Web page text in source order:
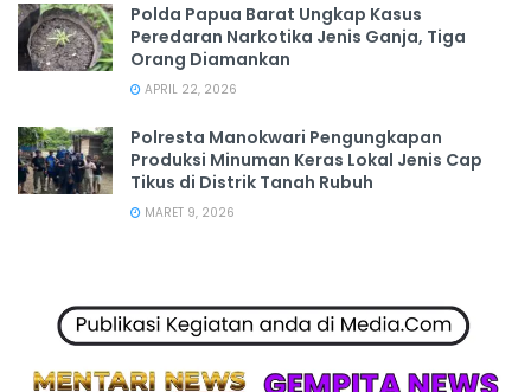
Polda Papua Barat Ungkap Kasus
Peredaran Narkotika Jenis Ganja, Tiga
Orang Diamankan
APRIL 22, 2026
Polresta Manokwari Pengungkapan
Produksi Minuman Keras Lokal Jenis Cap
Tikus di Distrik Tanah Rubuh
MARET 9, 2026